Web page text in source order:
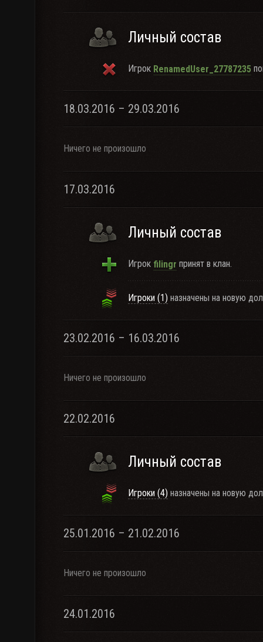
Личный состав
Игрок RenamedUser_27787235
18.03.2016 – 29.03.2016
Ничего не произошло
17.03.2016
Личный состав
Игрок filingr принят в клан.
Игроки (1) назначены на новую
23.02.2016 – 16.03.2016
Ничего не произошло
22.02.2016
Личный состав
Игроки (4) назначены на новую
25.01.2016 – 21.02.2016
Ничего не произошло
24.01.2016